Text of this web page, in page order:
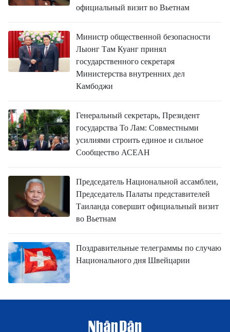
официальный визит во Вьетнам
Министр общественной безопасности
Лыонг Там Куанг принял
государственного секретаря
Министерства внутренних дел
Камбоджи
Генеральный секретарь, Президент
государства То Лам: Совместными
усилиями строить единое и сильное
Сообщество АСЕАН
Председатель Национальной ассамблеи,
Председатель Палаты представителей
Таиланда совершит официальный визит
во Вьетнам
Поздравительные телеграммы по случаю
Национального дня Швейцарии